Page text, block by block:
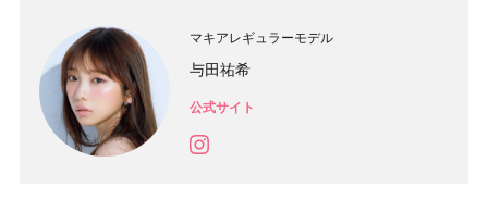
マキアレギュラーモデル
与田祐希
公式サイト